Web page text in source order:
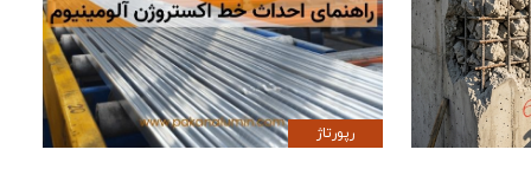
رپورتاژ